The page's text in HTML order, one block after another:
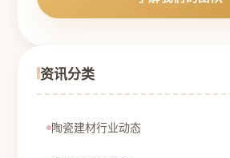
资讯分类
陶瓷建材行业动态